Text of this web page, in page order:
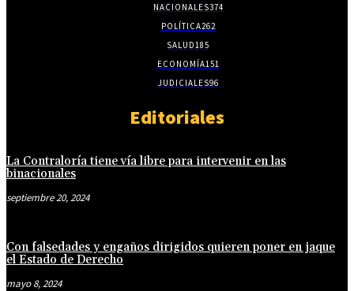
NACIONALES374
POLÍTICA262
SALUD185
ECONOMÍA151
JUDICIALES96
Editoriales
La Contraloría tiene vía libre para intervenir en las
binacionales
septiembre 20, 2024
Con falsedades y engaños dirigidos quieren poner en jaque
el Estado de Derecho
mayo 8, 2024